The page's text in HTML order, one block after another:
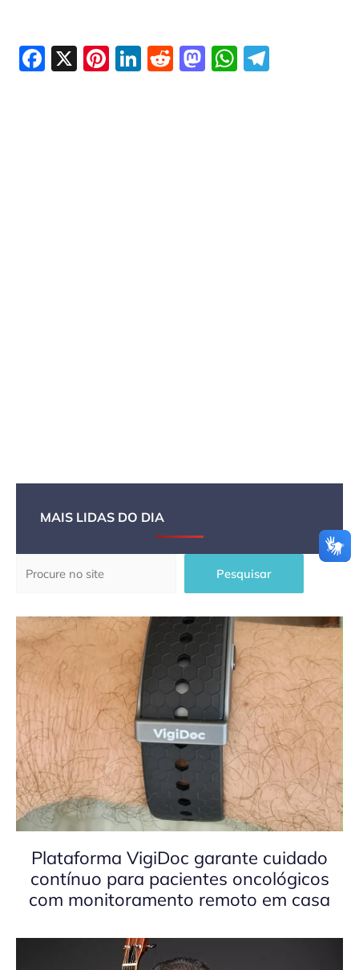
Facebook
X Pinterest
LinkedIn
Reddit
Mastodon
MAIS LIDAS DO DIA
Pesquisar
Plataforma VigiDoc garante cuidado
contínuo para pacientes oncológicos
com monitoramento remoto em casa